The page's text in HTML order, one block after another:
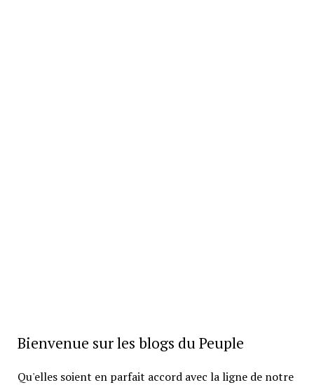
Bienvenue sur les blogs du Peuple
Qu'elles soient en parfait accord avec la ligne de notre